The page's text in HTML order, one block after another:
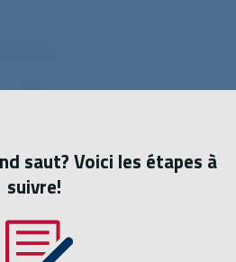
saut? Voici les étapes à
suivre!